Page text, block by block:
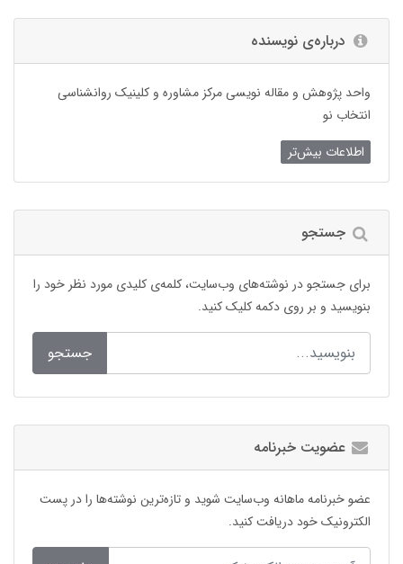
درباره‌ی نویسنده
واحد پژوهش و مقاله نویسی مرکز مشاوره و کلینیک روانشناسی
انتخاب نو
اطلاعات بیش‌تر
جستجو
برای جستجو در نوشته‌های وب‌سایت، کلمه‌ی کلیدی مورد نظر خود را
بنویسید و بر روی دکمه کلیک کنید.
جستجو
عضویت خبرنامه
عضو خبرنامه ماهانه وب‌سایت شوید و تازه‌ترین نوشته‌ها را در پست
الکترونیک خود دریافت کنید.